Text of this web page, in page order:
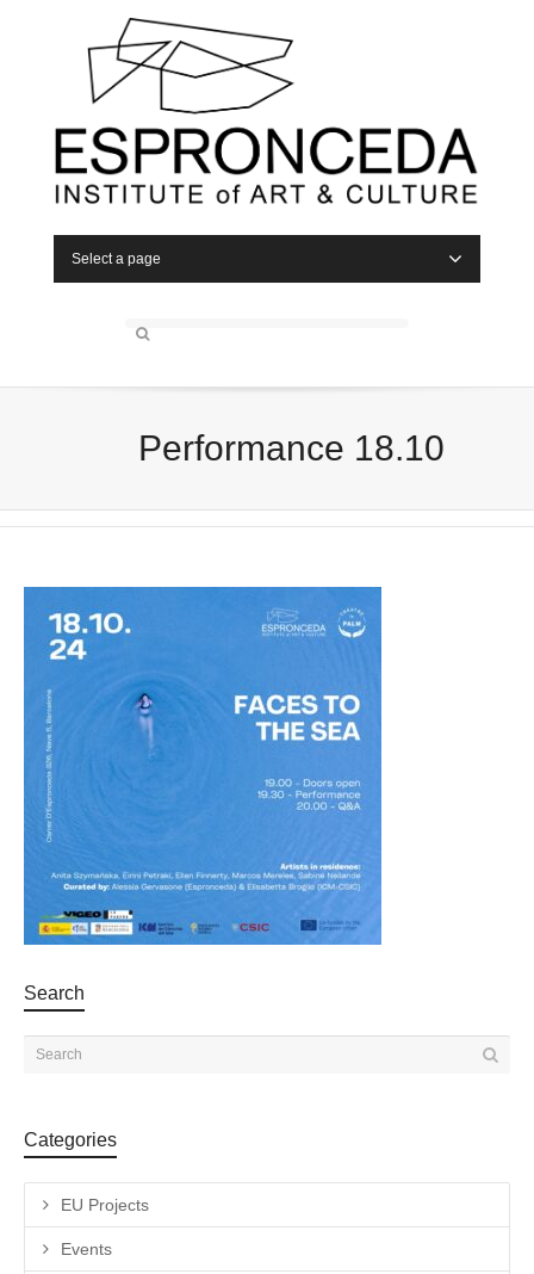
Select a page
Performance 18.10
Search
Categories
EU Projects
Events